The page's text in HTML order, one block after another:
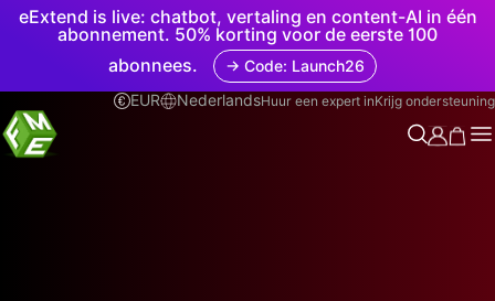
eExtend is live: chatbot, vertaling en content-AI in één
abonnement. 50% korting voor de eerste 100
abonnees.
→ Code: Launch26
EUR
NederlandsHuur een expert inKrijg ondersteuning